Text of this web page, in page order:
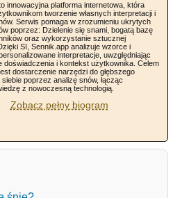
innowacyjna platforma internetowa, która
tworzenie własnych interpretacji i
Serwis pomaga w zrozumieniu ukrytych
poprzez: Dzielenie się snami, bogatą bazę
oraz wykorzystanie sztucznej
SI, Sennik.app analizuje wzorce i
interpretacje, uwzględniając
doświadczenia i kontekst użytkownika. Celem
dostarczenie narzędzi do głębszego
poprzez analizę snów, łącząc
z nowoczesną technologią.
Zobacz pełny biogram